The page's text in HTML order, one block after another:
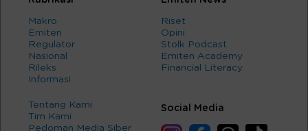
Makro
Emiten
Regulator
Nasional
Rileks
Informasi
Riset
Opini
Stolk Podcast
Emiten Academy
Financial Literacy
Tentang Kami
Tim Kami
Pedoman Media Siber
Social Media